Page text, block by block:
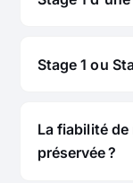
Stage 1 ou
La fiabilité
préservée ?